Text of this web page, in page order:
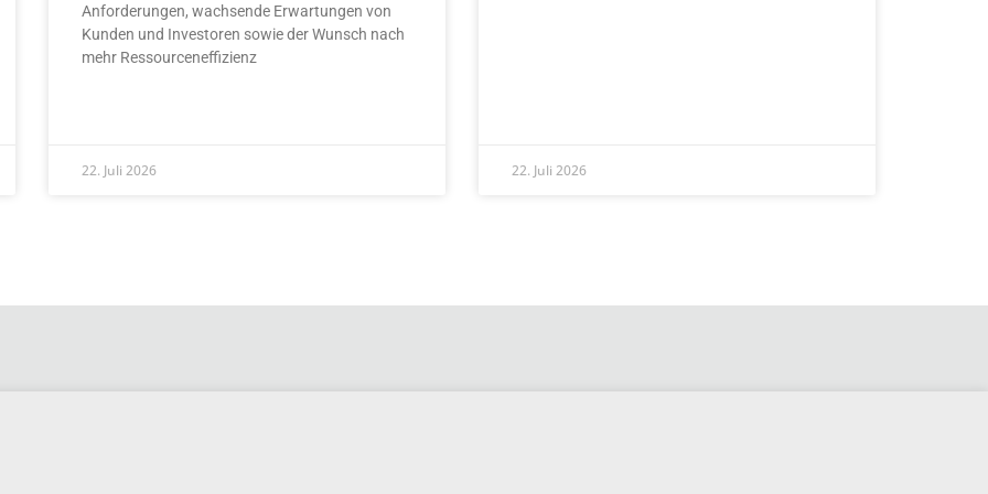
Anforderungen, wachsende Erwartungen von
Kunden und Investoren sowie der Wunsch nach
mehr Ressourceneffizienz
22. Juli 2026 22. Juli 2026